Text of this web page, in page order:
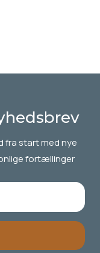
fra start med nye
fortællinger